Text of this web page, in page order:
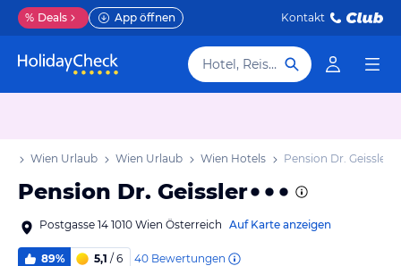
% Deals App öffnen Kontakt
Hotel, Reiseziel
Wien Urlaub Wien Urlaub Wien Hotels Pension Dr. Geissler
Pension Dr. Geissler
Postgasse 14 1010 Wien Österreich Auf Karte anzeigen
89% 5,1 / 6 40 Bewertungen